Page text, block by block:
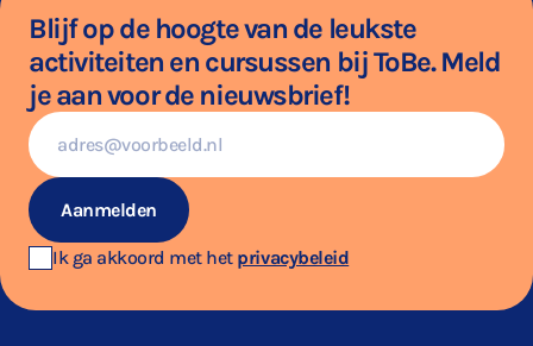
Blijf op de hoogte van de leukste
activiteiten en cursussen bij ToBe. Meld
je aan voor de nieuwsbrief!
E-
mailadres
Aanmelden
Ik ga akkoord met het privacybeleid